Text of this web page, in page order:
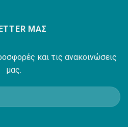
ΜΑΣ
και τις ανακοινώσεις
μας.